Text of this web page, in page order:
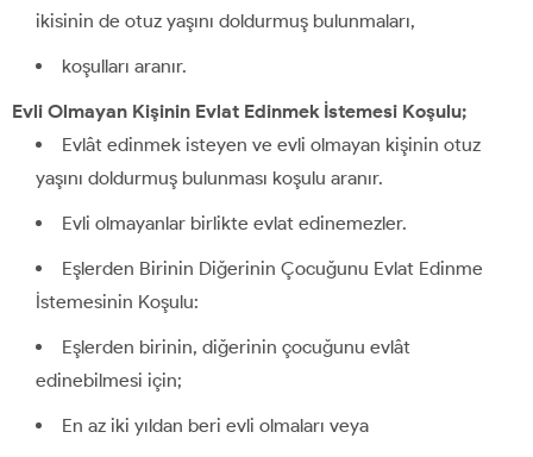
ikisinin de otuz yaşını doldurmuş bulunmaları,
koşulları aranır.
Evli Olmayan Kişinin Evlat Edinmek İstemesi Koşulu;
Evlât edinmek isteyen ve evli olmayan kişinin otuz
yaşını doldurmuş bulunması koşulu aranır.
Evli olmayanlar birlikte evlat edinemezler.
Eşlerden Birinin Diğerinin Çocuğunu Evlat Edinme
İstemesinin Koşulu:
Eşlerden birinin, diğerinin çocuğunu evlât
edinebilmesi için;
En az iki yıldan beri evli olmaları veya